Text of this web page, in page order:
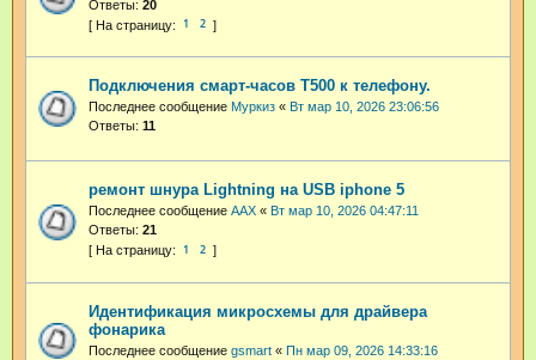
Ответы: 20
1 2
Подключения смарт-часов Т500 к телефону.
Последнее сообщение Муркиз « Вт мар 10, 2026 23:06:56
Ответы: 11
ремонт шнура Lightning на USB iphone 5
Последнее сообщение AAX « Вт мар 10, 2026 04:47:11
Ответы: 21
1 2
Идентификация микросхемы для драйвера
фонарика
Последнее сообщение gsmart « Пн мар 09, 2026 14:33:16